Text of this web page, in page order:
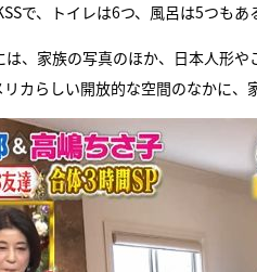
で、トイレは6つ、風呂は5つもあ
は、家族の写真のほか、日本人形
カらしい開放的な空間のなかに、